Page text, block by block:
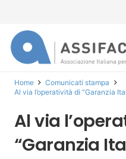
Home
Comunicati stampa
Al via l’operatività di “Garanzia
Al via
“Garanzia